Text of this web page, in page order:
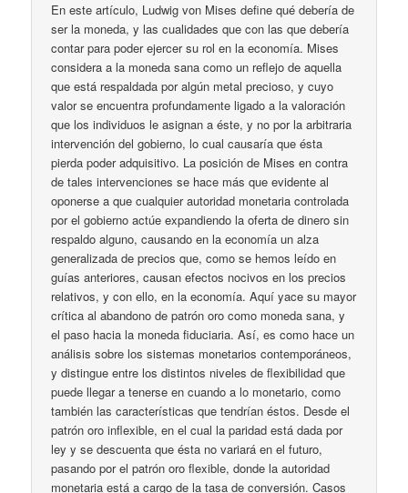
En este artículo, Ludwig von Mises define qué debería de
ser la moneda, y las cualidades que con las que debería
contar para poder ejercer su rol en la economía. Mises
considera a la moneda sana como un reflejo de aquella
que está respaldada por algún metal precioso, y cuyo
valor se encuentra profundamente ligado a la valoración
que los individuos le asignan a éste, y no por la arbitraria
intervención del gobierno, lo cual causaría que ésta
pierda poder adquisitivo. La posición de Mises en contra
de tales intervenciones se hace más que evidente al
oponerse a que cualquier autoridad monetaria controlada
por el gobierno actúe expandiendo la oferta de dinero sin
respaldo alguno, causando en la economía un alza
generalizada de precios que, como se hemos leído en
guías anteriores, causan efectos nocivos en los precios
relativos, y con ello, en la economía. Aquí yace su mayor
crítica al abandono de patrón oro como moneda sana, y
el paso hacia la moneda fiduciaria. Así, es como hace un
análisis sobre los sistemas monetarios contemporáneos,
y distingue entre los distintos niveles de flexibilidad que
puede llegar a tenerse en cuando a lo monetario, como
también las características que tendrían éstos. Desde el
patrón oro inflexible, en el cual la paridad está dada por
ley y se descuenta que ésta no variará en el futuro,
pasando por el patrón oro flexible, donde la autoridad
monetaria está a cargo de la tasa de conversión. Casos